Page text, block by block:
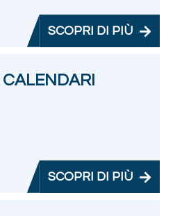
SCOPRI DI PIÙ
SCOPRI DI PIÙ